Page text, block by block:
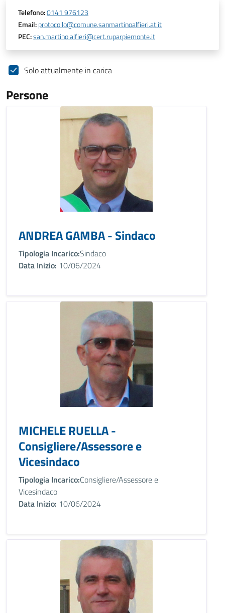
Telefono:0141 976123
Email:protocollo@comune.sanmartinoalfieri.at.it
PEC:san.martino.alfieri@cert.ruparpiemonte.it
Solo attualmente in carica
Persone
ANDREA GAMBA - Sindaco
Tipologia Incarico:Sindaco
Data Inizio: 10/06/2024
MICHELE RUELLA -
Consigliere/Assessore e
Vicesindaco
Tipologia Incarico:Consigliere/Assessore e
Vicesindaco
Data Inizio: 10/06/2024